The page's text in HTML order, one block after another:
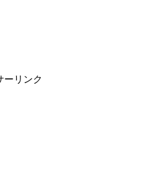
ーリンク